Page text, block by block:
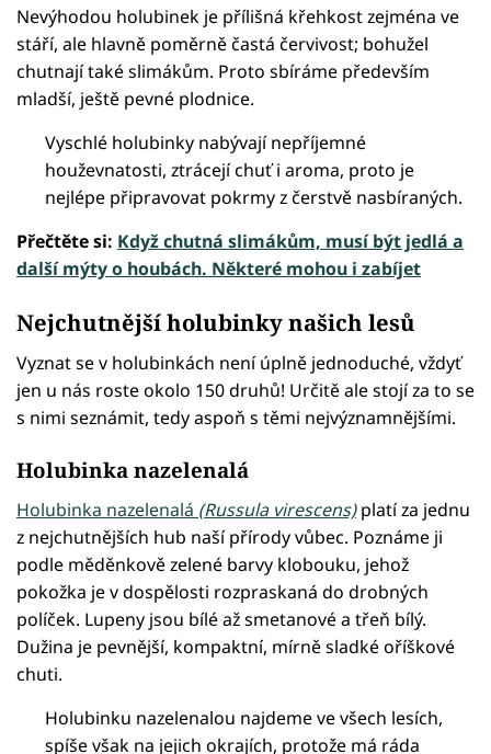
Nevýhodou holubinek je přílišná křehkost zejména ve
stáří, ale hlavně poměrně častá červivost; bohužel
chutnají také slimákům. Proto sbíráme především
mladší, ještě pevné plodnice.
Vyschlé holubinky nabývají nepříjemné
houževnatosti, ztrácejí chuť i aroma, proto je
nejlépe připravovat pokrmy z čerstvě nasbíraných.
Přečtěte si: Když chutná slimákům, musí být jedlá a
další mýty o houbách. Některé mohou i zabíjet
Nejchutnější holubinky našich lesů
Vyznat se v holubinkách není úplně jednoduché, vždyť
jen u nás roste okolo 150 druhů! Určitě ale stojí za to se
s nimi seznámit, tedy aspoň s těmi nejvýznamnějšími.
Holubinka nazelenalá
Holubinka nazelenalá (Russula virescens)platí za jednu
z nejchutnějších hub naší přírody vůbec. Poznáme ji
podle měděnkově zelené barvy klobouku, jehož
pokožka je v dospělosti rozpraskaná do drobných
políček. Lupeny jsou bílé až smetanové a třeň bílý.
Dužina je pevnější, kompaktní, mírně sladké oříškové
chuti.
Holubinku nazelenalou najdeme ve všech lesích,
spíše však na jejich okrajích, protože má ráda